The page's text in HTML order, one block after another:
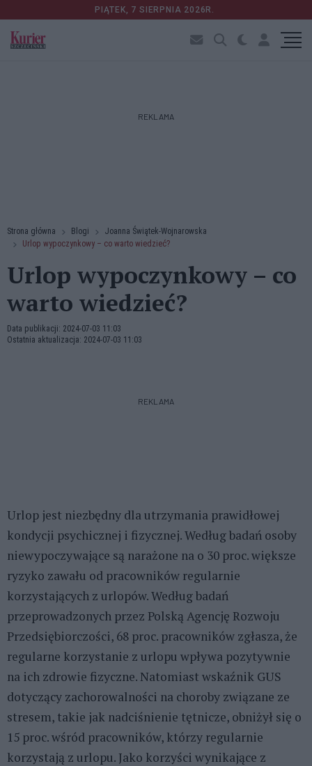
PIĄTEK, 7 SIERPNIA 2026R.
REKLAMA
Strona główna Blogi
Joanna Świątek-Wojnarowska
Urlop wypoczynkowy – co warto wiedzieć?
Urlop wypoczynkowy – co
warto wiedzieć?
Data publikacji: 2024-07-03 11:03
Ostatnia aktualizacja: 2024-07-03 11:03
REKLAMA
Urlop jest niezbędny dla utrzymania prawidłowej
kondycji psychicznej i fizycznej. Według badań osoby
niewypoczywające są narażone na o 30 proc. większe
ryzyko zawału od pracowników regularnie
korzystających z urlopów. Według badań
przeprowadzonych przez Polską Agencję Rozwoju
Przedsiębiorczości, 68 proc. pracowników zgłasza, że
regularne korzystanie z urlopu wpływa pozytywnie
na ich zdrowie fizyczne. Natomiast wskaźnik GUS
dotyczący zachorowalności na choroby związane ze
stresem, takie jak nadciśnienie tętnicze, obniżył się o
15 proc. wśród pracowników, którzy regularnie
korzystają z urlopu. Jako korzyści wynikające z